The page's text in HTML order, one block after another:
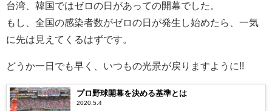
台湾、韓国ではゼロの日があっての開幕でした。
もし、全国の感染者数がゼロの日が発生し始めたら、一気
に先は見えてくるはずです。
どうか一日でも早く、いつもの光景が戻りますように!!
プロ野球開幕を決める基準とは
2020.5.4